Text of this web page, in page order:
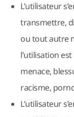
L’utilisateur
transmettre,
ou tout autre
l’utilisation
menace,
racisme,
L’utilisateur